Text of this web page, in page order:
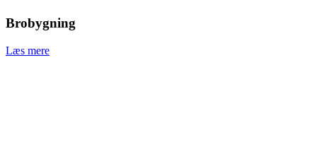
Brobygning
Læs mere